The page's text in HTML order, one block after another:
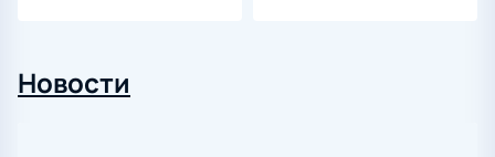
Новости